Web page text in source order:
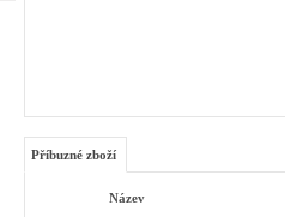
Příbuzné zboží
Název